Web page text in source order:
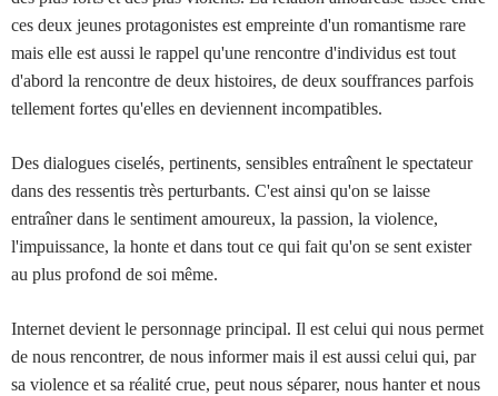
ces deux jeunes protagonistes est empreinte d'un romantisme rare
mais elle est aussi le rappel qu'une rencontre d'individus est tout
d'abord la rencontre de deux histoires, de deux souffrances parfois
tellement fortes qu'elles en deviennent incompatibles.
Des dialogues ciselés, pertinents, sensibles entraînent le spectateur
dans des ressentis très perturbants. C'est ainsi qu'on se laisse
entraîner dans le sentiment amoureux, la passion, la violence,
l'impuissance, la honte et dans tout ce qui fait qu'on se sent exister
au plus profond de soi même.
Internet devient le personnage principal. Il est celui qui nous permet
de nous rencontrer, de nous informer mais il est aussi celui qui, par
sa violence et sa réalité crue, peut nous séparer, nous hanter et nous